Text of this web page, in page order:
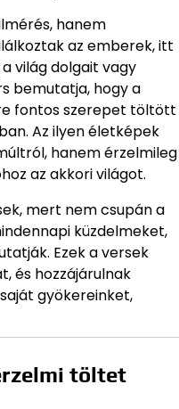
hanem
az emberek, itt
világ dolgait vagy
bemutatja, hogy a
fontos szerepet töltött
Az ilyen életképek
hanem érzelmileg
az akkori világot.
mert nem csupán a
küzdelmeket,
Ezek a versek
és hozzájárulnak
gyökereinket,
töltet